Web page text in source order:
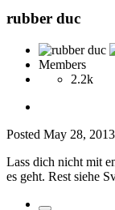
rubber duc
Members
2.2k
Posted May 28, 2013
Lass dich nicht mit
es geht. Rest siehe